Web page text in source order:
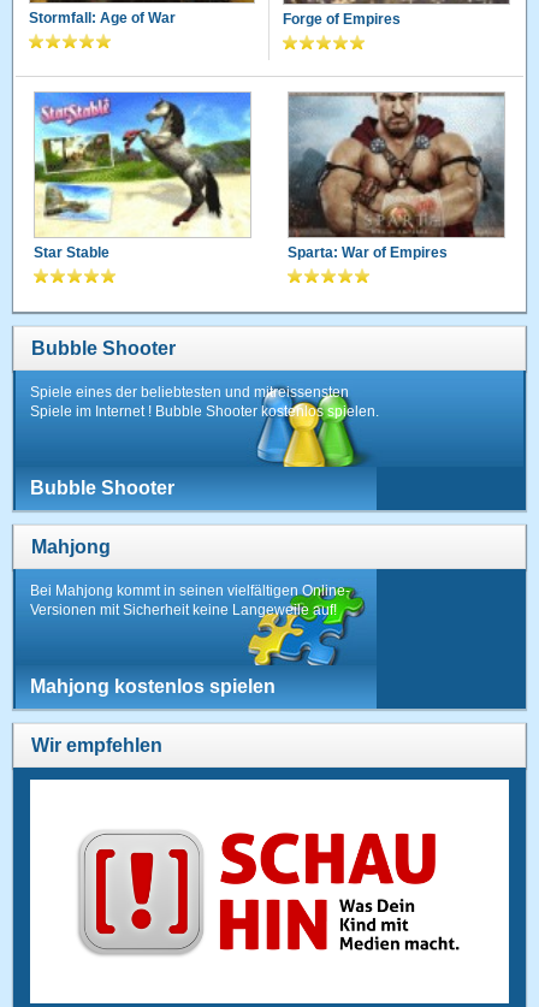
Stormfall: Age of War Forge of Empires
Star Stable Sparta: War of Empires
Bubble Shooter
Spiele eines der beliebtesten und mitreissensten
Spiele im Internet ! Bubble Shooter kostenlos spielen.
Bubble Shooter
Mahjong
Bei Mahjong kommt in seinen vielfältigen Online-
Versionen mit Sicherheit keine Langeweile auf!
Mahjong kostenlos spielen
Wir empfehlen